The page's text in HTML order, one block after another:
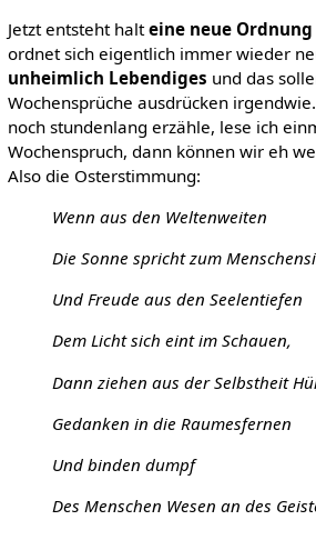
Jetzt entsteht halteine neue Ordnung
ordnet sich eigentlich immer wieder
unheimlich Lebendiges und das
Wochensprüche ausdrücken
noch stundenlang erzähle, lese ich
Wochenspruch, dann können wir eh
Also die Osterstimmung:
Wenn aus den Weltenweiten
Die Sonne spricht zum
Und Freude aus den Seelentiefen
Dem Licht sich eint im Schauen,
Dann ziehen aus der Selbstheit
Gedanken in die Raumesfernen
Und binden dumpf
Des Menschen Wesen an des